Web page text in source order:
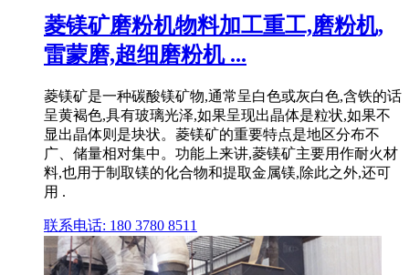
菱镁矿磨粉机物料加工重工,磨粉机,
雷蒙磨,超细磨粉机 ...
菱镁矿是一种碳酸镁矿物,通常呈白色或灰白色,含铁的话
呈黄褐色,具有玻璃光泽,如果呈现出晶体是粒状,如果不
显出晶体则是块状。菱镁矿的重要特点是地区分布不
广、储量相对集中。功能上来讲,菱镁矿主要用作耐火材
料,也用于制取镁的化合物和提取金属镁,除此之外,还可
用 .
联系电话: 180 3780 8511